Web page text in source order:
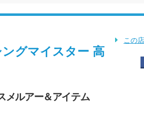
グマイスター 高
この
メルアー＆アイテム